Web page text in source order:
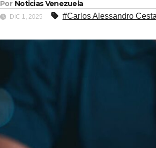
Por Noticias Venezuela
DIC 1, 2025 #Carlos Alessandro